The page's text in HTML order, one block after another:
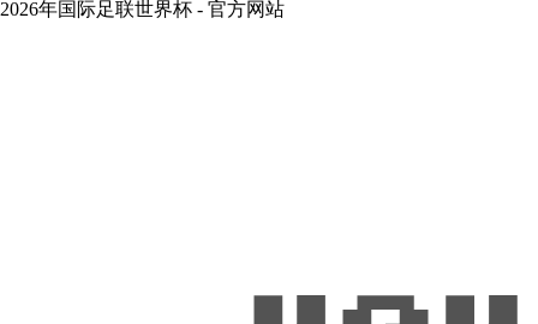
2026年国际足联世界杯 - 官方网站